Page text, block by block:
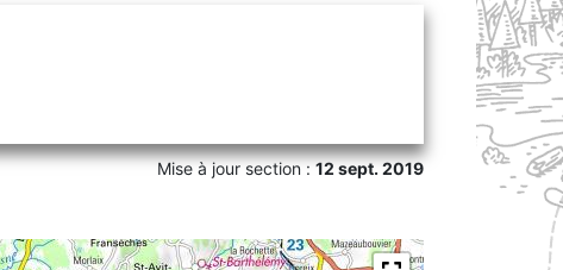
Mise à jour section :12 sept. 2019